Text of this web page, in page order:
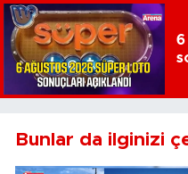
6
Bunlar da ilginizi